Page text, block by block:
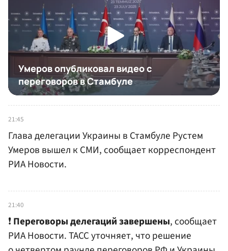
21:45
Глава делегации Украины в Стамбуле Рустем
Умеров вышел к СМИ, сообщает корреспондент
РИА Новости.
21:40
❗️Переговоры делегаций завершены, сообщает
РИА Новости. ТАСС уточняет, что решение